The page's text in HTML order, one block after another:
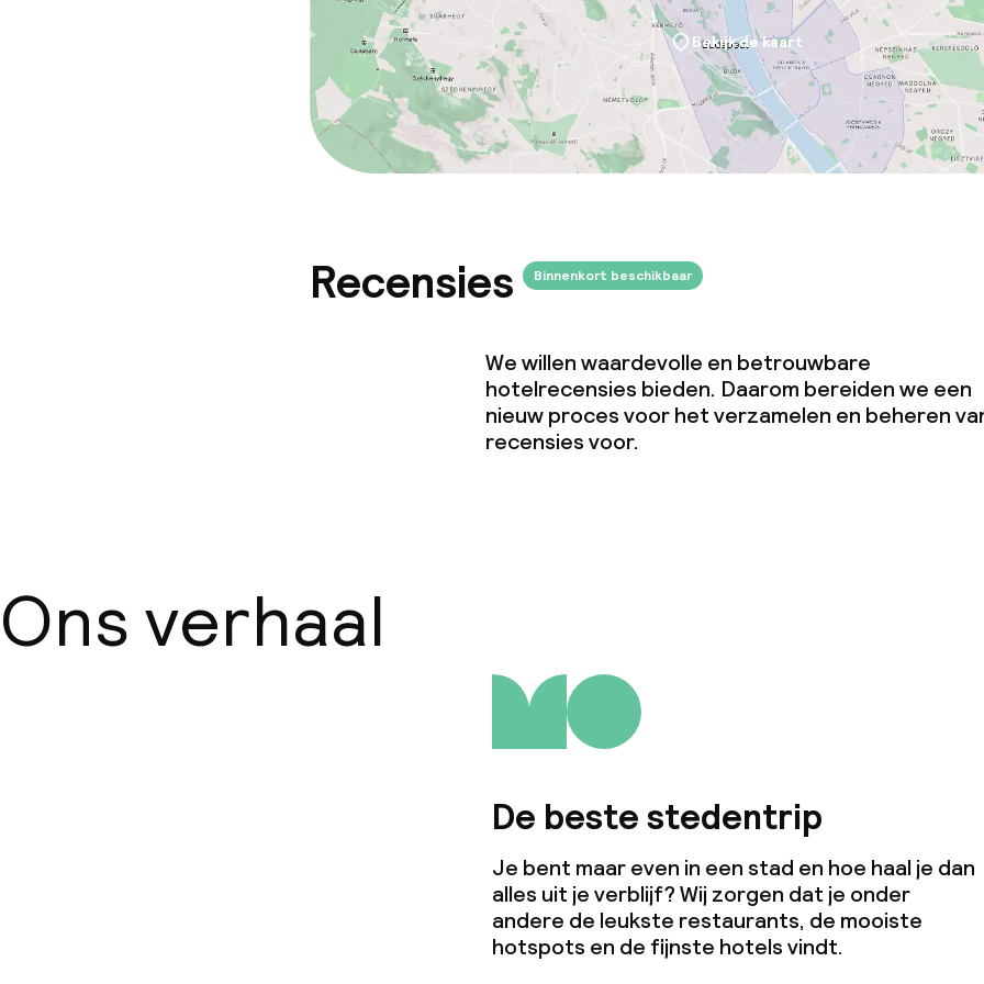
Bekijk de kaart
Recensies Binnenkort beschikbaar
We willen waardevolle en betrouwbare
hotelrecensies bieden. Daarom bereiden we een
nieuw proces voor het verzamelen en beheren
recensies voor.
Ons verhaal
De beste stedentrip
Je bent maar even in een stad en hoe haal je dan
alles uit je verblijf? Wij zorgen dat je onder
andere de leukste restaurants, de mooiste
hotspots en de fijnste hotels vindt.